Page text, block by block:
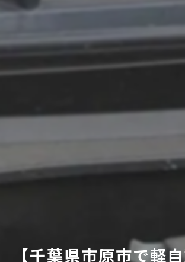
【千葉県市原市で軽